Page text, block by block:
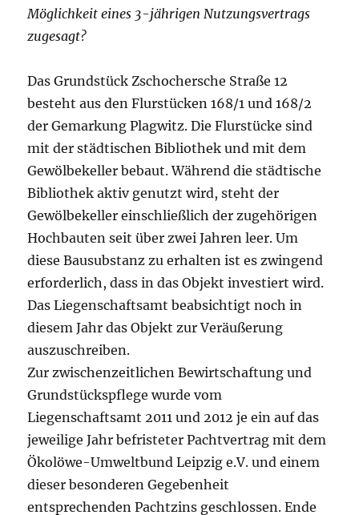
Möglichkeit eines 3-jährigen Nutzungsvertrags
zugesagt?
Das Grundstück Zschochersche Straße 12
besteht aus den Flurstücken 168/1 und 168/2
der Gemarkung Plagwitz. Die Flurstücke sind
mit der städtischen Bibliothek und mit dem
Gewölbekeller bebaut. Während die städtische
Bibliothek aktiv genutzt wird, steht der
Gewölbekeller einschließlich der zugehörigen
Hochbauten seit über zwei Jahren leer. Um
diese Bausubstanz zu erhalten ist es zwingend
erforderlich, dass in das Objekt investiert wird.
Das Liegenschaftsamt beabsichtigt noch in
diesem Jahr das Objekt zur Veräußerung
auszuschreiben.
Zur zwischenzeitlichen Bewirtschaftung und
Grundstückspflege wurde vom
Liegenschaftsamt 2011 und 2012 je ein auf das
jeweilige Jahr befristeter Pachtvertrag mit dem
Ökolöwe-Umweltbund Leipzig e.V. und einem
dieser besonderen Gegebenheit
entsprechenden Pachtzins geschlossen. Ende